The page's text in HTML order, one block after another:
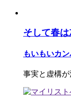
そして春
もいもいカ
事実と虚構